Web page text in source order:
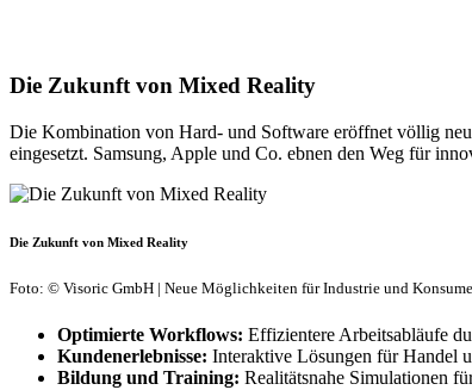
Die Zukunft von Mixed Reality
Die Kombination von Hard- und Software eröffnet völlig
eingesetzt. Samsung, Apple und Co. ebnen den Weg für
Die Zukunft von Mixed Reality
Foto: © Visoric GmbH | Neue Möglichkeiten für Industrie und
Optimierte Workflows: Effizientere Arbeitsabläufe
Kundenerlebnisse: Interaktive Lösungen für Handel
Bildung und Training: Realitätsnahe Simulationen